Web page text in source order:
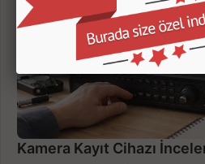
Kamera Kayıt Cihazı